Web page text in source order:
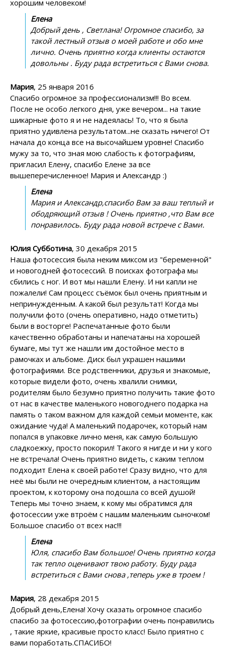
хорошим человеком!
Елена
Добрый день , Светлана! Огромное спасибо, за
такой лестный отзыв о моей работе и обо мне
лично. Очень приятно когда клиенты остаются
довольны . Буду рада встретиться с Вами снова.
Мария, 25 января 2016
Спасибо огромное за профессионализм!!! Во всем.
После не особо легкого дня, уже вечером... на такие
шикарные фото я и не надеялась! То, что я была
приятно удивлена результатом...не сказать ничего! От
начала до конца все на высочайшем уровне! Спасибо
мужу за то, что зная мою слабость к фотографиям,
пригласил Елену, спасибо Елене за все
вышеперечисленное! Мария и Александр :)
Елена
Мария и Александр,спасибо Вам за ваш теплый и
ободряющий отзыв ! Очень приятно ,что Вам все
понравилось. Буду рада новой встрече с Вами.
Юлия Субботина, 30 декабря 2015
Наша фотосессия была неким миксом из "беременной"
и новогодней фотосессий. В поисках фотографа мы
сбились с ног. И вот мы нашли Елену. И ни капли не
пожалели! Сам процесс съёмок был очень приятным и
непринужденным. А какой был результат! Когда мы
получили фото (очень оперативно, надо отметить)
были в восторге! Распечатанные фото были
качественно обработаны и напечатаны на хорошей
бумаге, мы тут же нашли им достойное место в
рамочках и альбоме. Диск был украшен нашими
фотографиями. Все родственники, друзья и знакомые,
которые видели фото, очень хвалили снимки,
родителям было безумно приятно получить такие фото
от нас в качестве маленького новогоднего подарка на
память о таком важном для каждой семьи моменте, как
ожидание чуда! А маленький подарочек, который нам
попался в упаковке лично меня, как самую большую
сладкоежку, просто покорил! Такого я нигде и ни у кого
не встречала! Очень приятно видеть, с каким теплом
подходит Елена к своей работе! Сразу видно, что для
неё мы были не очередным клиентом, а настоящим
проектом, к которому она подошла со всей душой!
Теперь мы точно знаем, к кому мы обратимся для
фотосессии уже втроём с нашим маленьким сыночком!
Большое спасибо от всех нас!!!
Елена
Юля, спасибо Вам большое! Очень приятно когда
так тепло оценивают твою работу. Буду рада
встретиться с Вами снова ,теперь уже в троем !
Мария, 28 декабря 2015
Добрый день,Елена! Хочу сказать огромное спасибо
спасибо за фотосессию,фотографии очень понравились
, такие яркие, красивые просто класс! Было приятно с
вами поработать.СПАСИБО!